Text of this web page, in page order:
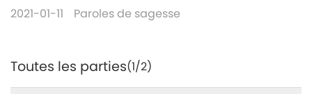
2021-01-11 Paroles de sagesse
Toutes les parties(1/2)